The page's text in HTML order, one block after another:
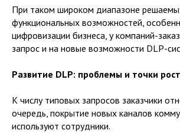
При таком широком диапазоне
функциональных возможностей,
цифровизации бизнеса, у компаний-
запрос и на новые возможности DLP-
Развитие DLP: проблемы и точки
К числу типовых запросов заказчики
очередь, покрытие новых каналов
используют сотрудники.